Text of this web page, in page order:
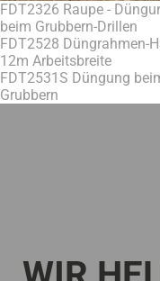
FDT2326 Raupe -
beim Grubbern-Drillen
FDT2528 Düngrahmen-
12m Arbeitsbreite
FDT2531S Düngung
Grubbern